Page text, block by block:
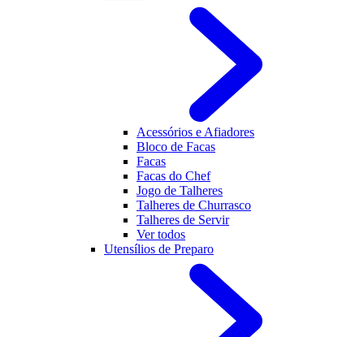
Acessórios e Afiadores
Bloco de Facas
Facas
Facas do Chef
Jogo de Talheres
Talheres de Churrasco
Talheres de Servir
Ver todos
Utensílios de Preparo